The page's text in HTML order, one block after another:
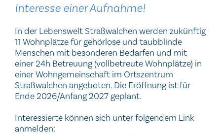
Interesse einer Aufnahme!
In der Lebenswelt Straßwalchen werden zukünftig
11 Wohnplätze für gehörlose und taubblinde
Menschen mit besonderen Bedarfen und mit
einer 24h Betreuung (vollbetreute Wohnplätze) in
einer Wohngemeinschaft im Ortszentrum
Straßwalchen angeboten. Die Eröffnung ist für
Ende 2026/Anfang 2027 geplant.
Interessierte können sich unter folgendem Link
anmelden: